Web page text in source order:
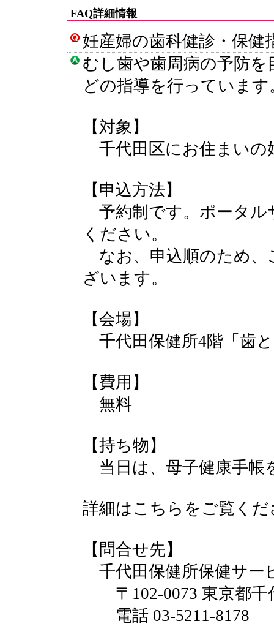
FAQ詳細情報
妊産婦の歯科健診・保
むし歯や歯周病の予防
どの指導を行っています
【対象】
千代田区にお住まいの
【申込方法】
予約制です。ポータル
ください。
なお、申込順のため、
ざいます。
【会場】
千代田保健所4階「歯
【費用】
無料
【持ち物】
当日は、母子健康手帳
詳細はこちらをご覧くだ
【問合せ先】
千代田保健所保健サー
〒102-0073 東京都千
電話 03-5211-8178